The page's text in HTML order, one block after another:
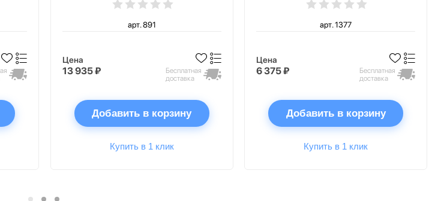
арт. 891
Цена
13 935 ₽
Бесплатная
доставка
Добавить в корзину
Купить в 1 клик
арт. 1377
Цена
6 375 ₽
Бесплатная
доставка
Добавить в корзину
Купить в 1 клик